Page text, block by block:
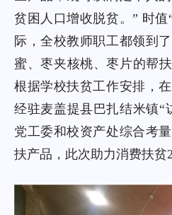
贫困人口增收脱贫。” 时值
际，全校教师职工都领到
蜜、枣夹核桃、枣片的帮
根据学校扶贫工作安排，
经驻麦盖提县巴扎结米镇“
党工委和校资产处综合考
扶产品，此次助力消费扶贫